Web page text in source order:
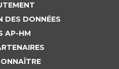
à l’AP-HM
tabac
DES DONNÉES
AP-HM